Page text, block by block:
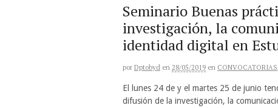
Seminario Buenas
investigación, la
identidad digital en
por Dptobyd en 28/05/2019 en CONVOCATORIAS,
El lunes 24 de y el martes 25 de junio
difusión de la investigación, la